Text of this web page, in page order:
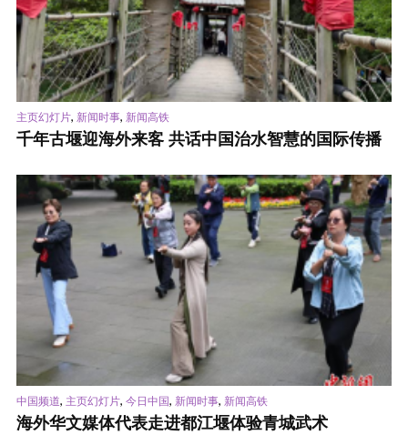
主页幻灯片, 新闻时事, 新闻高铁
千年古堰迎海外来客 共话中国治水智慧的国际传播
中国频道, 主页幻灯片, 今日中国, 新闻时事, 新闻高铁
海外华文媒体代表走进都江堰体验青城武术